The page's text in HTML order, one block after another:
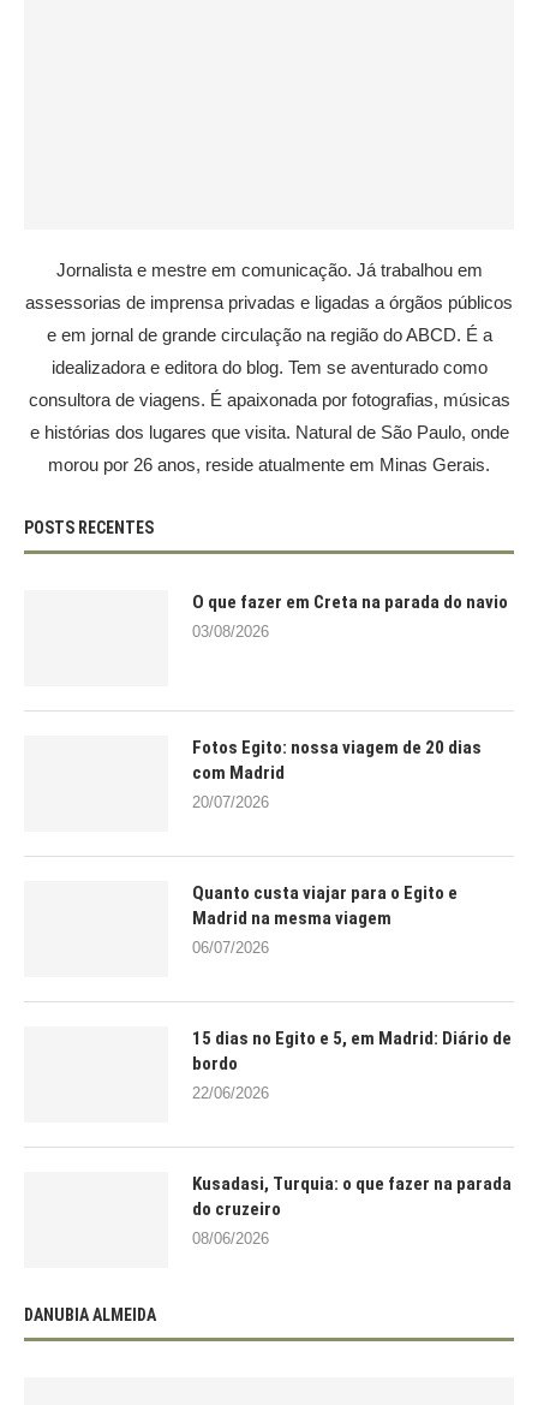
Jornalista e mestre em comunicação. Já trabalhou em
assessorias de imprensa privadas e ligadas a órgãos públicos
e em jornal de grande circulação na região do ABCD. É a
idealizadora e editora do blog. Tem se aventurado como
consultora de viagens. É apaixonada por fotografias, músicas
e histórias dos lugares que visita. Natural de São Paulo, onde
morou por 26 anos, reside atualmente em Minas Gerais.
POSTS RECENTES
O que fazer em Creta na parada do navio
03/08/2026
Fotos Egito: nossa viagem de 20 dias
com Madrid
20/07/2026
Quanto custa viajar para o Egito e
Madrid na mesma viagem
06/07/2026
15 dias no Egito e 5, em Madrid: Diário de
bordo
22/06/2026
Kusadasi, Turquia: o que fazer na parada
do cruzeiro
08/06/2026
DANUBIA ALMEIDA